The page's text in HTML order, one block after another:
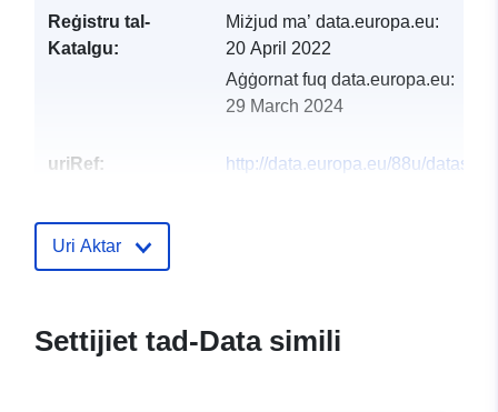
Reġistru tal-
Katalgu:
Miżjud ma’ data.europa.eu:
20 April 2022
Aġġornat fuq data.europa.eu:
29 March 2024
uriRef:
http://data.europa.eu/88u/
Uri Aktar
Settijiet tad-Data simili